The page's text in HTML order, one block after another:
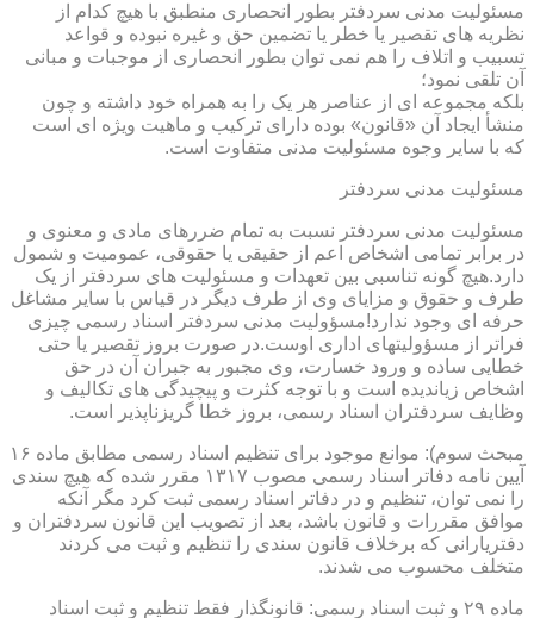
مسئولیت مدنی سردفتر بطور انحصاری منطبق با هیچ کدام از
نظریه های تقصیر یا خطر یا تضمین حق و غیره نبوده و قواعد
تسبیب و اتلاف را هم نمی توان بطور انحصاری از موجبات و مبانی
آن تلقی نمود؛
بلکه مجموعه ای از عناصر هر یک را به همراه خود داشته و چون
منشأ ایجاد آن «قانون» بوده دارای ترکیب و ماهیت ویژه ای است
که با سایر وجوه مسئولیت مدنی متفاوت است.
مسئولیت مدنی سردفتر
مسئولیت مدنی سردفتر نسبت به تمام ضررهای مادی و معنوی و
در برابر تمامی اشخاص اعم از حقیقی یا حقوقی، عمومیت و شمول
دارد.هیچ گونه تناسبی بین تعهدات و مسئولیت های سردفتر از یک
طرف و حقوق و مزایای وی از طرف دیگر در قیاس با سایر مشاغل
حرفه ای وجود ندارد!مسؤولیت مدنی سردفتر اسناد رسمی چیزی
فراتر از مسؤولیتهای اداری اوست.در صورت بروز تقصیر یا حتی
خطایی ساده و ورود خسارت، وی مجبور به جبران آن در حق
اشخاص زیاندیده است و با توجه کثرت و پیچیدگی های تکالیف و
وظایف سردفتران اسناد رسمی، بروز خطا گریزناپذیر است.
مبحث سوم): موانع موجود برای تنظیم اسناد رسمی مطابق ماده ۱۶
آیین نامه دفاتر اسناد رسمی مصوب ۱۳۱۷ مقرر شده که هیچ سندی
را نمی توان، تنظیم و در دفاتر اسناد رسمی ثبت کرد مگر آنکه
موافق مقررات و قانون باشد، بعد از تصویب این قانون سردفتران و
دفتریارانی که برخلاف قانون سندی را تنظیم و ثبت می کردند
متخلف محسوب می شدند.
ماده ۲۹ و ثبت اسناد رسمی: قانونگذار فقط تنظیم و ثبت اسناد